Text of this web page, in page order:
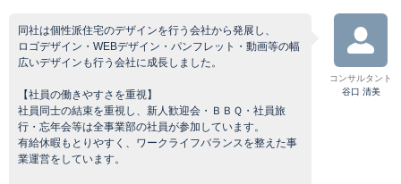
同社は個性派住宅のデザインを行う会社から発展し、
ロゴデザイン・WEBデザイン・パンフレット・動画等の幅
広いデザインも行う会社に成長しました。
【社員の働きやすさを重視】
社員同士の結束を重視し、新人歓迎会・ＢＢＱ・社員旅
行・忘年会等は全事業部の社員が参加しています。
有給休暇もとりやすく、ワークライフバランスを整えた事
業運営をしています。
コンサルタント
谷口 清美